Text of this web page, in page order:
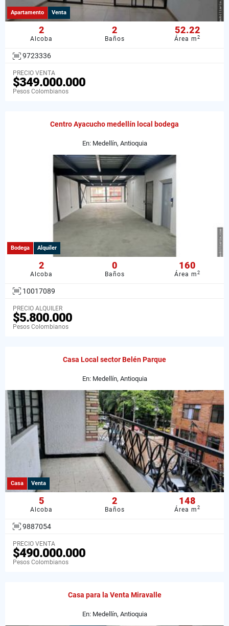
Apartamento Venta
2
Alcoba
2
Baños
52.22
Área m2
9723336
PRECIO VENTA
$349.000.000
Pesos Colombianos
Centro Ayacucho medellín local bodega
En: Medellín, Antioquia
Bodega Alquiler
2
Alcoba
0
Baños
160
Área m2
10017089
PRECIO ALQUILER
$5.800.000
Pesos Colombianos
Casa Local sector Belén Parque
En: Medellín, Antioquia
Casa Venta
5
Alcoba
2
Baños
148
Área m2
9887054
PRECIO VENTA
$490.000.000
Pesos Colombianos
Casa para la Venta Miravalle
En: Medellín, Antioquia